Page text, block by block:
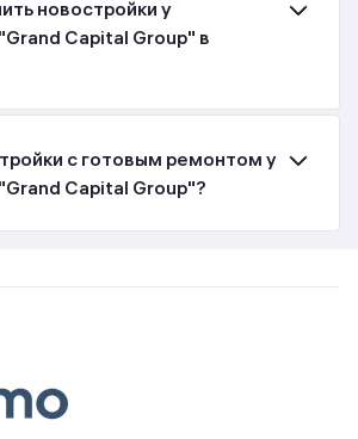
новостройки у
Capital Group" в
с готовым ремонтом у
Capital Group"?